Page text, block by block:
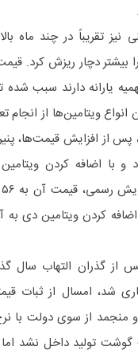
نیز تقریباً در چند ماه
بیشتر دچار ریزش کرد.
یارانه دارند سبب شده
ویتامین‌ها از انجام
و با اضافه کردن
از گذران التهاب سال
شد، امسال از ثبات
از سوی دولت با
تولید داخل نشد اما